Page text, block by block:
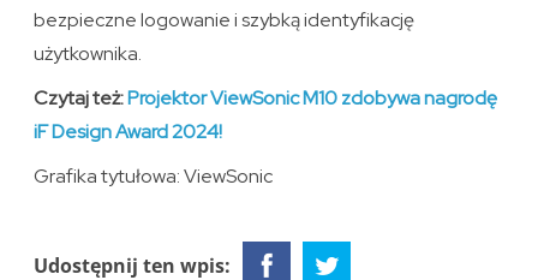
bezpieczne logowanie i szybką identyfikację
użytkownika.
Czytaj też:Projektor ViewSonic M10 zdobywa nagrodę
iF Design Award 2024!
Grafika tytułowa: ViewSonic
Udostępnij ten wpis: